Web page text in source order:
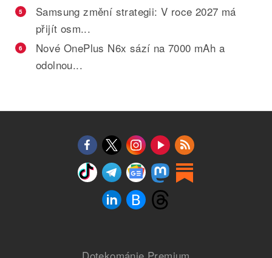
5
Samsung změní strategii: V roce 2027 má
přijít osm...
6
Nové OnePlus N6x sází na 7000 mAh a
odolnou...